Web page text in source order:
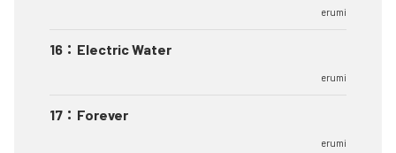
erumi
16 ： Electric Water
erumi
17 ： Forever
erumi